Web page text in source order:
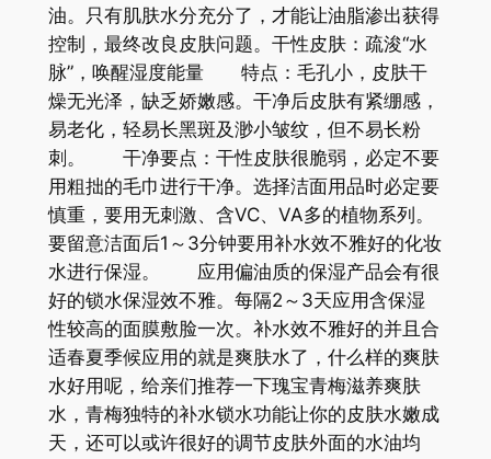
油。只有肌肤水分充分了，才能让油脂渗出获得
控制，最终改良皮肤问题。干性皮肤：疏浚“水
脉”，唤醒湿度能量 特点：毛孔小，皮肤干
燥无光泽，缺乏娇嫩感。干净后皮肤有紧绷感，
易老化，轻易长黑斑及渺小皱纹，但不易长粉
刺。 干净要点：干性皮肤很脆弱，必定不要
用粗拙的毛巾进行干净。选择洁面用品时必定要
慎重，要用无刺激、含VC、VA多的植物系列。
要留意洁面后1～3分钟要用补水效不雅好的化妆
水进行保湿。 应用偏油质的保湿产品会有很
好的锁水保湿效不雅。每隔2～3天应用含保湿
性较高的面膜敷脸一次。补水效不雅好的并且合
适春夏季候应用的就是爽肤水了，什么样的爽肤
水好用呢，给亲们推荐一下瑰宝青梅滋养爽肤
水，青梅独特的补水锁水功能让你的皮肤水嫩成
天，还可以或许很好的调节皮肤外面的水油均